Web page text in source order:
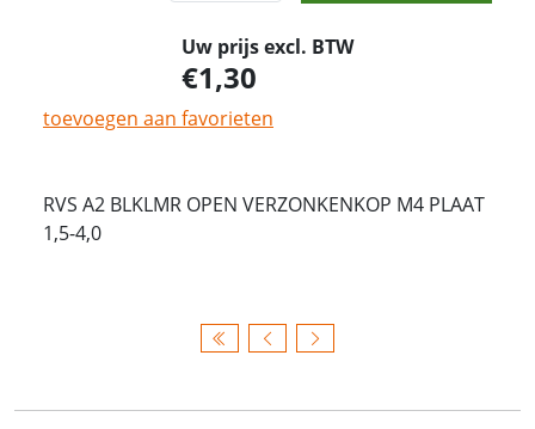
Uw prijs excl. BTW
1,30
toevoegen aan favorieten
RVS A2 BLKLMR OPEN VERZONKENKOP M4 PLAAT
1,5-4,0